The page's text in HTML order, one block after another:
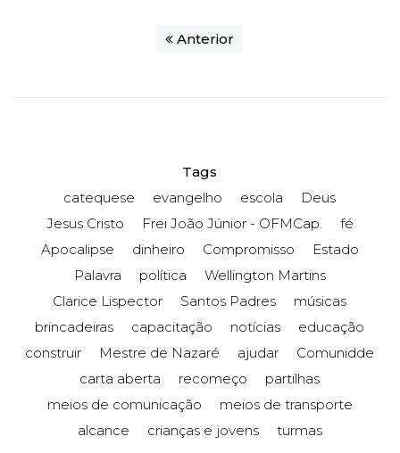
Anterior
Tags
catequese
evangelho escola
Deus
Jesus Cristo
Frei João Júnior - OFMCap.
fé
Apocalipse
dinheiro Compromisso
Estado
Palavra
política
Wellington Martins
Clarice Lispector
Santos Padres
músicas
brincadeiras
capacitação notícias
educação
construir
Mestre de Nazaré ajudar
Comunidde
carta aberta
recomeço
partilhas
meios de comunicação
meios de transporte
alcance
crianças e jovens turmas